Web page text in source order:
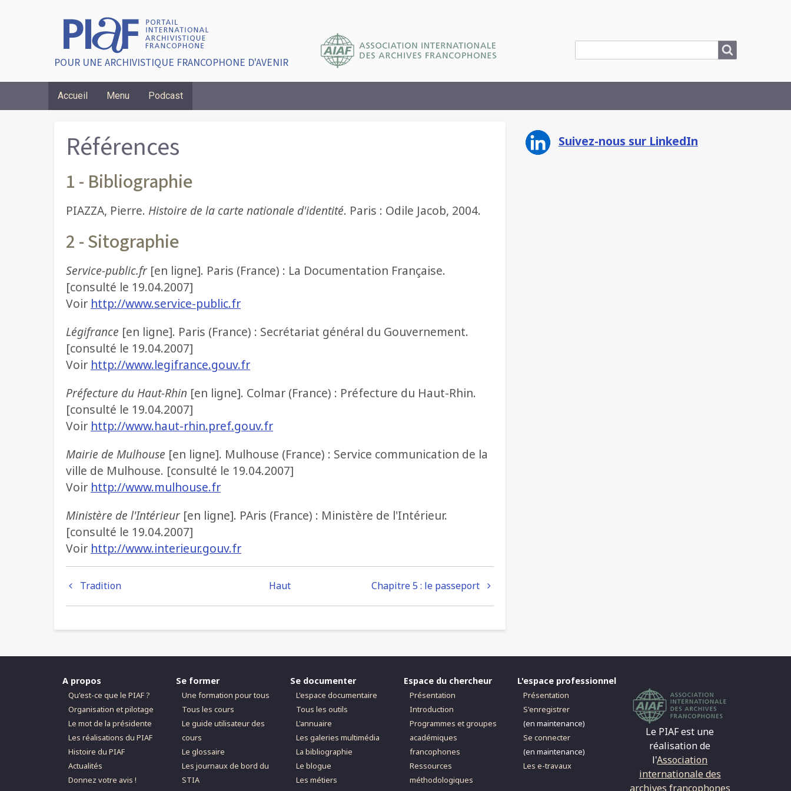
POUR UNE ARCHIVISTIQUE FRANCOPHONE D'AVENIR Search
Accueil Menu Podcast
Références
1 - Bibliographie
PIAZZA, Pierre. Histoire de la carte nationale d'identité. Paris : Odile Jacob, 2004.
2 - Sitographie
Service-public.fr [en ligne]. Paris (France) : La Documentation Française.
[consulté le 19.04.2007]
Voir http://www.service-public.fr
Légifrance [en ligne]. Paris (France) : Secrétariat général du Gouvernement.
[consulté le 19.04.2007]
Voir http://www.legifrance.gouv.fr
Préfecture du Haut-Rhin [en ligne]. Colmar (France) : Préfecture du Haut-Rhin.
[consulté le 19.04.2007]
Voir http://www.haut-rhin.pref.gouv.fr
Mairie de Mulhouse [en ligne]. Mulhouse (France) : Service communication de la
ville de Mulhouse. [consulté le 19.04.2007]
Voir http://www.mulhouse.fr
Ministère de l'Intérieur [en ligne]. PAris (France) : Ministère de l'Intérieur.
[consulté le 19.04.2007]
Voir http://www.interieur.gouv.fr
Liens
transversaux
Références
Tradition Haut Chapitre 5 : le passeport
Suivez-nous sur LinkedIn
A propos
Qu'est-ce que le PIAF ?
Organisation et pilotage
Le mot de la présidente
Les réalisations du PIAF
Histoire du PIAF
Actualités
Donnez votre avis !
Se former
Une formation pour tous
Tous les cours
Le guide utilisateur des
cours
Le glossaire
Les journaux de bord du
STIA
Se documenter
L'espace documentaire
Tous les outils
L'annuaire
Les galeries multimédia
La bibliographie
Le blogue
Les métiers
Espace du chercheur
Présentation
Introduction
Programmes et groupes
académiques
francophones
Ressources
méthodologiques
L'espace professionnel
Présentation
S'enregistrer
(en maintenance)
Se connecter
(en maintenance)
Les e-travaux
Le PIAF est une
réalisation de
l'Association
internationale des
archives francophones